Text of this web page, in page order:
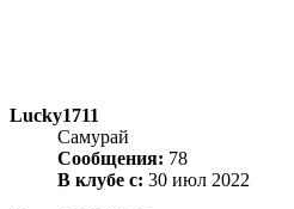
Lucky1711
Самурай
Сообщения: 78
В клубе с: 30 июл 2022